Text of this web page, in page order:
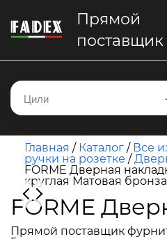
Прямой
Главная / Каталог / Все
ручки на розетке /
FORME Дверная
круглая Матовая
FORME
Прямой поставщик